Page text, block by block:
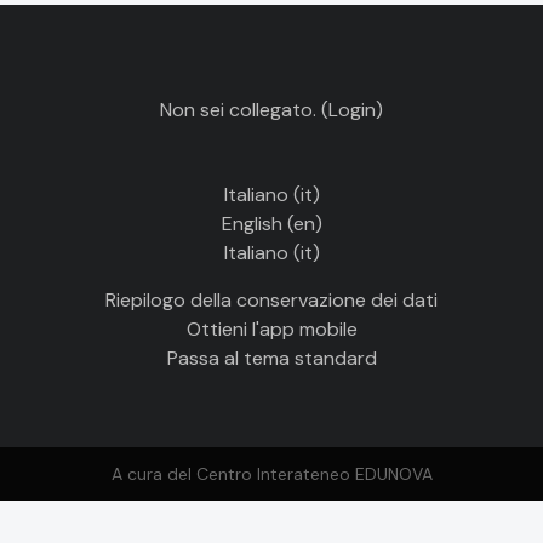
Non sei collegato. (Login)
Italiano ‎(it)‎
English ‎(en)‎
Italiano ‎(it)‎
Riepilogo della conservazione dei dati
Ottieni l'app mobile
Passa al tema standard
A cura del Centro Interateneo EDUNOVA